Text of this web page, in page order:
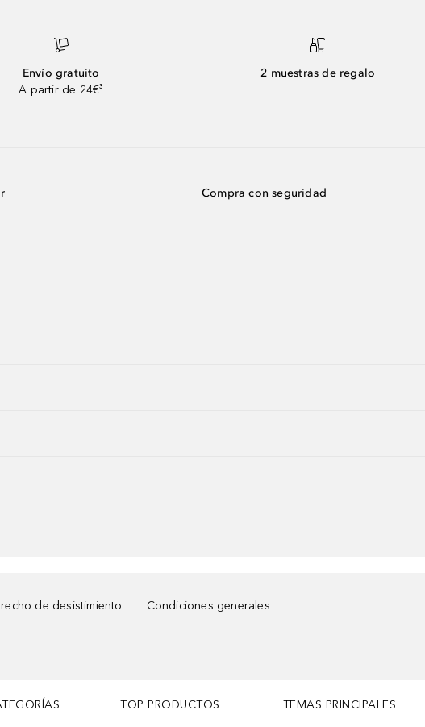
Envío gratuito
A partir de 24€³
2 muestras de regalo
Compra con seguridad
de desistimiento
Condiciones generales
TOP PRODUCTOS TEMAS PRINCIPALES